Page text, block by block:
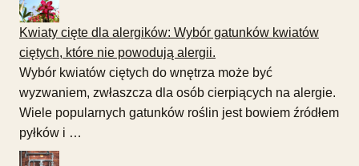
Kwiaty cięte dla alergików: Wybór gatunków kwiatów
ciętych, które nie powodują alergii.
Wybór kwiatów ciętych do wnętrza może być
wyzwaniem, zwłaszcza dla osób cierpiących na alergie.
Wiele popularnych gatunków roślin jest bowiem źródłem
pyłków i …